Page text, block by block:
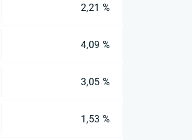
2,21 %
4,09 %
3,05 %
1,53 %